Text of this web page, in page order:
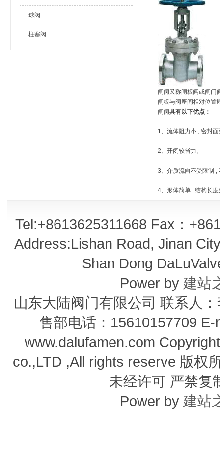
球阀
柱塞阀
闸阀又称闸板阀或闸门
闸板与阀座间相对位置
闸阀具有以下优点：
1、流体阻力小 , 密封
2、开闭较省力。
3、介质流向不受限制 ,
4、形体简单 , 结构长
Tel:+8613625311668 Fax：
Address:Lishan Road, Jinan
Shan Dong
Power by 建站
山东大陆阀门有限公司 联系人
售部电话：15610157709
www.dalufamen.com
co.,LTD ,All rights reserve 版权
未经许可 严禁复
Power by 建站